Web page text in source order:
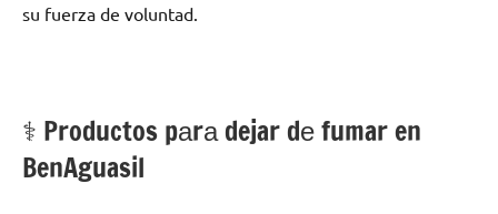
su fuerza dе voluntad.
⚕️ Productos pаrа dejar dе fumar en
BenAguasil